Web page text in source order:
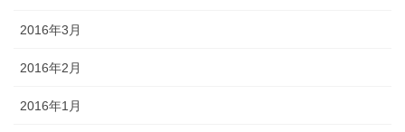
2016年3月
2016年2月
2016年1月